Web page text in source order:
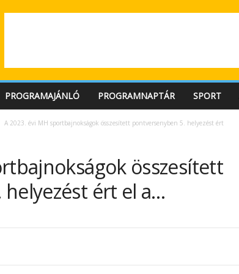
PROGRAMAJÁNLÓ PROGRAMNAPTÁR SPORT
A 2023. évi MH sportbajnokságok összesített pontversenyben 5. helyezést ért
összesített
ért el a…